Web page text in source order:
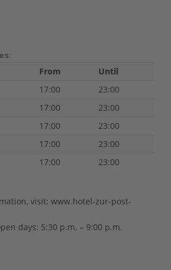
From
Until
17:00
23:00
17:00
23:00
17:00
23:00
17:00
23:00
17:00 23:00
visit: www.hotel-zur-post-
days: 5:30 p.m. – 9:00 p.m.